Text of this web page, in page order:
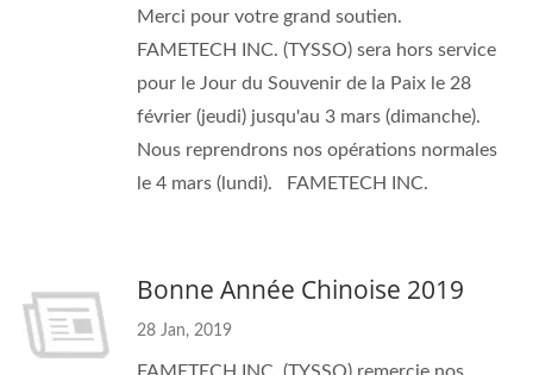
Merci pour votre grand soutien.
FAMETECH INC. (TYSSO) sera hors service
pour le Jour du Souvenir de la Paix le 28
février (jeudi) jusqu'au 3 mars (dimanche).
Nous reprendrons nos opérations normales
le 4 mars (lundi). FAMETECH INC.
Bonne Année Chinoise 2019
28 Jan, 2019